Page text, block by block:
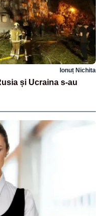
Ionuț Nichita
și Ucraina s-au